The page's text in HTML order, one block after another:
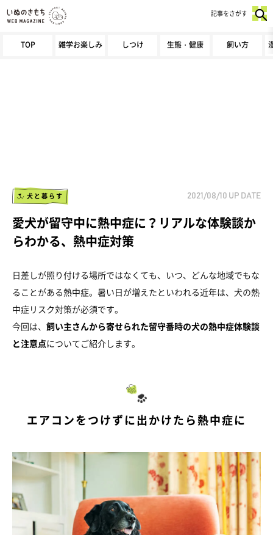
TOP 雑学お楽しみ しつけ 生態・健康 飼い方
記事をさがす
犬と暮らす 2021/08/10 UP DATE
愛犬が留守中に熱中症に？リアルな体験談か
らわかる、熱中症対策
日差しが照り付ける場所ではなくても、いつ、どんな地域でもな
ることがある熱中症。暑い日が増えたといわれる近年は、犬の熱
中症リスク対策が必須です。
今回は、 飼い主さんから寄せられた留守番時の犬の熱中症体験談
と注意点についてご紹介します。
エアコンをつけずに出かけたら熱中症に